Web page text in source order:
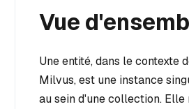
Vue
Une entité, dans le contexte
Milvus, est une instance
au sein d'une collection. Elle